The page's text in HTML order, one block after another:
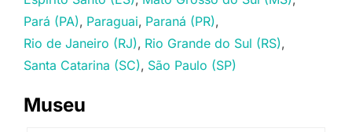
Pará (PA) Paraguai Paraná (PR)
Rio de Janeiro (RJ) Rio Grande do Sul (RS)
Santa Catarina (SC) São Paulo (SP)
Museu